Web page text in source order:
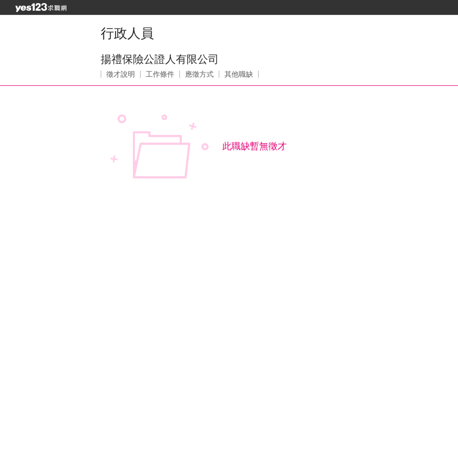
行政人員
揚禮保險公證人有限公司
徵才說明 工作條件 應徵方式 其他職缺
此職缺暫無徵才